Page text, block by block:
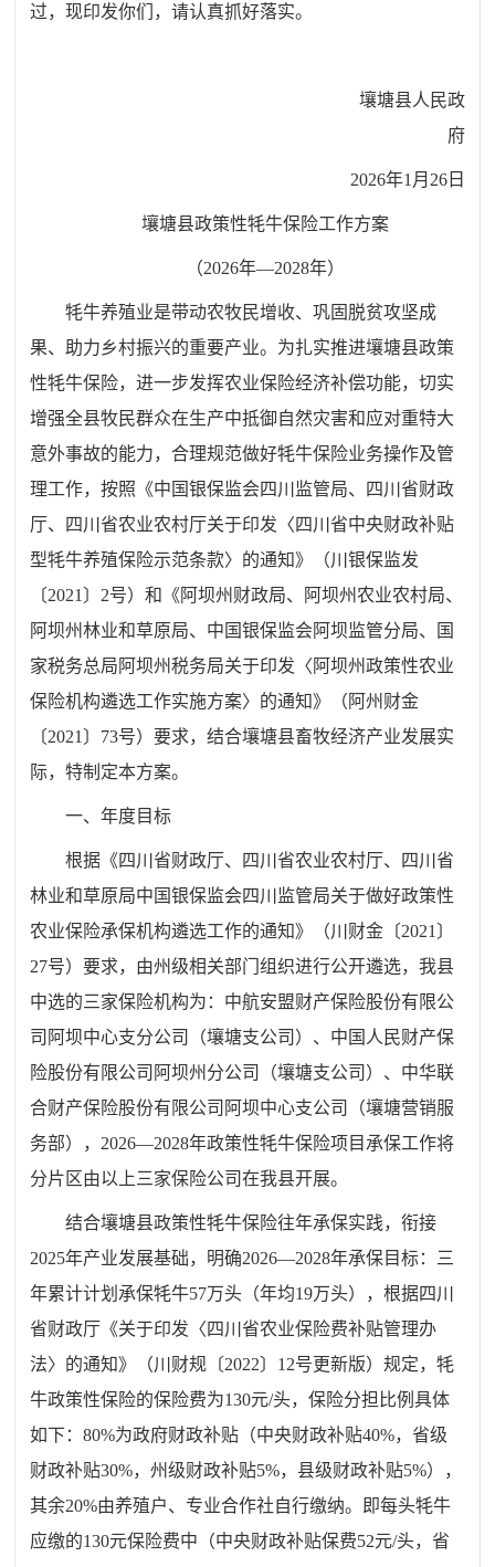
过，现印发你们，请认真抓好落实。
壤塘县人民政
府
2026年1月26日
壤塘县政策性牦牛保险工作方案
（2026年—2028年）
牦牛养殖业是带动农牧民增收、巩固脱贫攻坚成
果、助力乡村振兴的重要产业。为扎实推进壤塘县政策
性牦牛保险，进一步发挥农业保险经济补偿功能，切实
增强全县牧民群众在生产中抵御自然灾害和应对重特大
意外事故的能力，合理规范做好牦牛保险业务操作及管
理工作，按照《中国银保监会四川监管局、四川省财政
厅、四川省农业农村厅关于印发〈四川省中央财政补贴
型牦牛养殖保险示范条款〉的通知》（川银保监发
〔2021〕2号）和《阿坝州财政局、阿坝州农业农村局、
阿坝州林业和草原局、中国银保监会阿坝监管分局、国
家税务总局阿坝州税务局关于印发〈阿坝州政策性农业
保险机构遴选工作实施方案〉的通知》（阿州财金
〔2021〕73号）要求，结合壤塘县畜牧经济产业发展实
际，特制定本方案。
一、年度目标
根据《四川省财政厅、四川省农业农村厅、四川省
林业和草原局中国银保监会四川监管局关于做好政策性
农业保险承保机构遴选工作的通知》（川财金〔2021〕
27号）要求，由州级相关部门组织进行公开遴选，我县
中选的三家保险机构为：中航安盟财产保险股份有限公
司阿坝中心支分公司（壤塘支公司）、中国人民财产保
险股份有限公司阿坝州分公司（壤塘支公司）、中华联
合财产保险股份有限公司阿坝中心支公司（壤塘营销服
务部），2026—2028年政策性牦牛保险项目承保工作将
分片区由以上三家保险公司在我县开展。
结合壤塘县政策性牦牛保险往年承保实践，衔接
2025年产业发展基础，明确2026—2028年承保目标：三
年累计计划承保牦牛57万头（年均19万头），根据四川
省财政厅《关于印发〈四川省农业保险费补贴管理办
法〉的通知》（川财规〔2022〕12号更新版）规定，牦
牛政策性保险的保险费为130元/头，保险分担比例具体
如下：80%为政府财政补贴（中央财政补贴40%，省级
财政补贴30%，州级财政补贴5%，县级财政补贴5%），
其余20%由养殖户、专业合作社自行缴纳。即每头牦牛
应缴的130元保险费中（中央财政补贴保费52元/头，省